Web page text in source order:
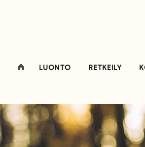
LUONTO RETKEILY